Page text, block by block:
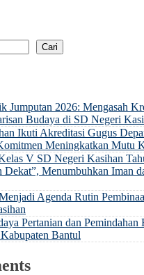
Cari
Jumputan 2026: Mengasah
Budaya di SD Negeri
Ikuti Akreditasi Gugus
Meningkatkan Mutu
V SD Negeri Kasihan
Dekat”, Menumbuhkan Iman
Agenda Rutin
Pertanian dan Pemindahan
Bantul